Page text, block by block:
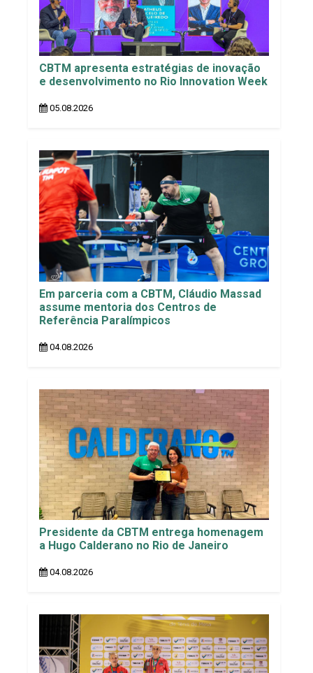
CBTM apresenta estratégias de inovação
e desenvolvimento no Rio Innovation Week
05.08.2026
Em parceria com a CBTM, Cláudio Massad
assume mentoria dos Centros de
Referência Paralímpicos
04.08.2026
Presidente da CBTM entrega homenagem
a Hugo Calderano no Rio de Janeiro
04.08.2026